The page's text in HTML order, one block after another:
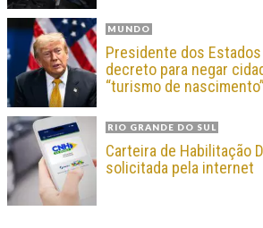
MUNDO
Presidente dos
decreto para negar
“turismo de nascimento”
RIO GRANDE DO SUL
Carteira de Habilitação
solicitada pela internet